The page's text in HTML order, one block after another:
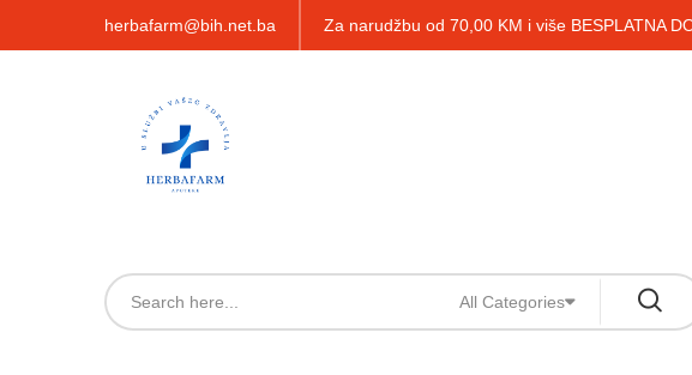
herbafarm@bih.net.ba Za narudžbu od 70,00 KM i više BESPLATNA
All Categories